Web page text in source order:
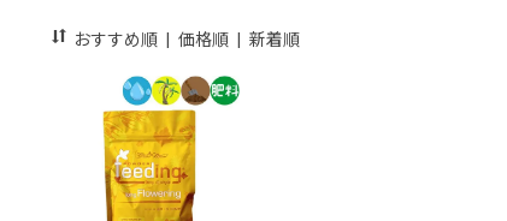
マンモスおすすめ順 | 価格順 | 新着順